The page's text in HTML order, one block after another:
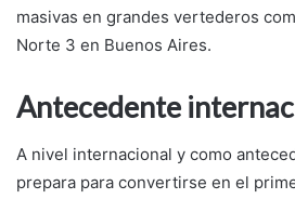
masivas en grandes vertederos
Norte 3 en Buenos Aires.
Antecedente
A nivel internacional y como
prepara para convertirse en el